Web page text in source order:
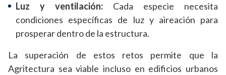
Luz y ventilación: Cada especie necesita
condiciones específicas de luz y aireación para
prosperar dentro de la estructura.
La superación de estos retos permite que la
Agritectura sea viable incluso en edificios urbanos